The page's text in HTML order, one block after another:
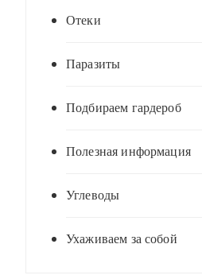
Отеки
Паразиты
Подбираем гардероб
Полезная информация
Углеводы
Ухаживаем за собой